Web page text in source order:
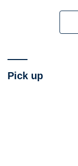
すでに高評価の
ユニバース』を見
Pick up